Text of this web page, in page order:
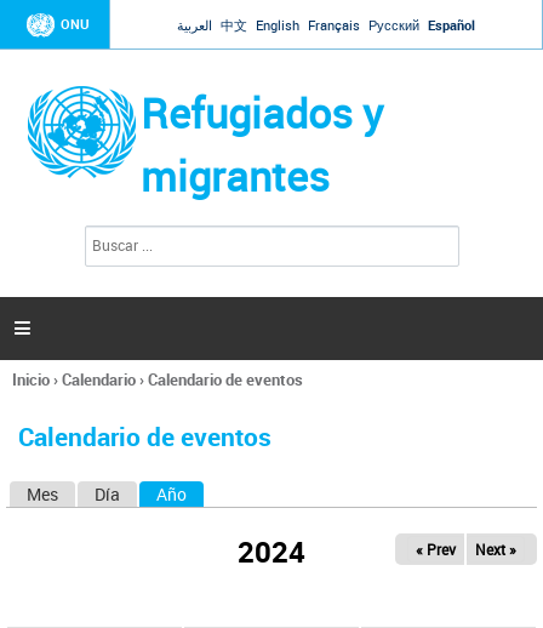
Jump to navigation
ONU العربية 中文 English Français Русский Español
Refugiados y
migrantes
l
s

Se
usted
Inicio›Calendario›Calendario de eventos
Calendario de eventos
Mes Día Año
2024 « Prev Next »